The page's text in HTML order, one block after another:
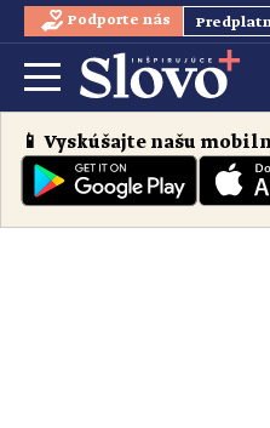
Podporte nás
📱 Vyskúšajte našu